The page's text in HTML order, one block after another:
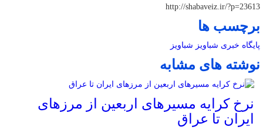
http://shabaveiz.ir/?p=23613
برچسب ها
پایگاه خبری شباویز شباویز
نوشته های مشابه
نرخ کرایه مسیرهای اربعین از مرزهای
ایران تا عراق